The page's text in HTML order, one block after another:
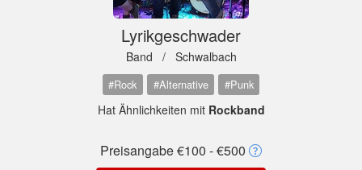
Lyrikgeschwader
Band / Schwalbach
#Rock #Alternative #Punk
Hat Ähnlichkeiten mit Rockband
Preisangabe €100 - €500